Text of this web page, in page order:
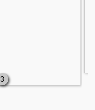
a sexta-feira:
3